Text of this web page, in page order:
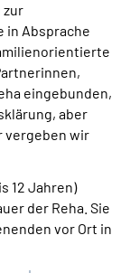
zur
in Absprache
eingebunden,
aber
vergeben wir
12 Jahren)
der Reha. Sie
vor Ort in